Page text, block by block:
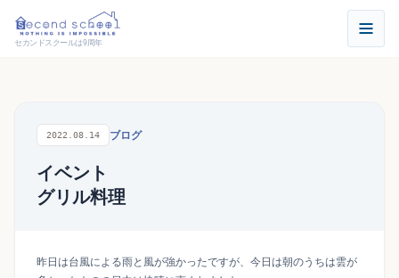
セカンドスクールは9周年
2022.08.14 ブログ
イベント
グリル料理
昨日は台風による雨と風が強かったですが、今日は朝のうちは雲が